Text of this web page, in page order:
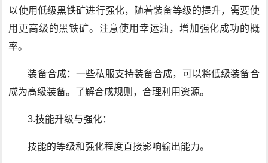
以使用低级黑铁矿进行强化，随着装备等级的提升，需要使
用更高级的黑铁矿。注意使用幸运油，增加强化成功的概
率。
装备合成：一些私服支持装备合成，可以将低级装备合
成为高级装备。了解合成规则，合理利用资源。
3.技能升级与强化：
技能的等级和强化程度直接影响输出能力。